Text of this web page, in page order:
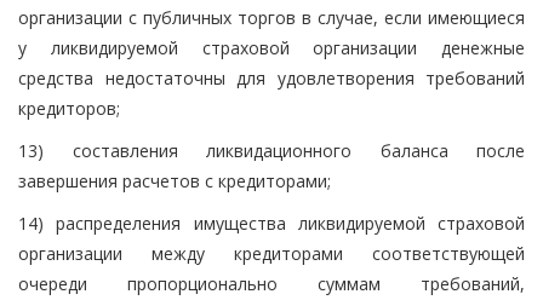
организации с публичных торгов в случае, если имеющиеся
у ликвидируемой страховой организации денежные
средства недостаточны для удовлетворения требований
кредиторов;
13) составления ликвидационного баланса после
завершения расчетов с кредиторами;
14) распределения имущества ликвидируемой страховой
организации между кредиторами соответствующей
очереди пропорционально суммам требований,